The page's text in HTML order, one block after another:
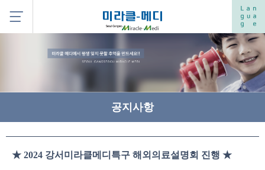
공지사항
★ 2024 강서미라클메디특구 해외의료설명회 진행 ★